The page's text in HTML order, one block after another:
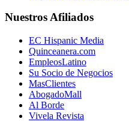
Nuestros Afiliados
EC Hispanic Media
Quinceanera.com
EmpleosLatino
Su Socio de Negocios
MasClientes
AbogadoMall
Al Borde
Vivela Revista